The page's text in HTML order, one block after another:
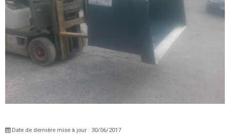
Date de dernière mise à jour : 30/06/2017